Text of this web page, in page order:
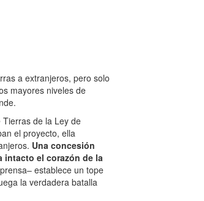
a extranjeros, pero solo
mayores niveles de
de la Ley de
el proyecto, ella
Una concesión
intacto el corazón de la
establece un tope
la verdadera batalla